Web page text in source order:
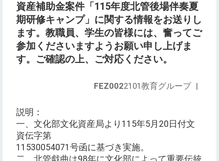
資産補助金案件「115年度北管後場伴奏夏
期研修キャンプ」に関する情報をお送りし
ます。教職員、学生の皆様には、奮ってご
参加くださいますようお願い申し上げま
す。ご確認の上、ご対応ください。
FEZ0022101教育グループ |
説明：
一、文化部文化資産局より115年5月20日付文
資伝字第
11530054071号函に基づき実施。